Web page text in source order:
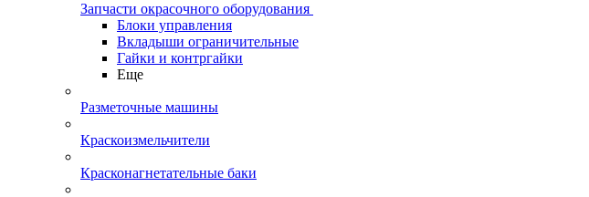
Запчасти окрасочного оборудования
Блоки управления
Вкладыши ограничительные
Гайки и контргайки
Еще
Разметочные машины
Краскоизмельчители
Красконагнетательные баки